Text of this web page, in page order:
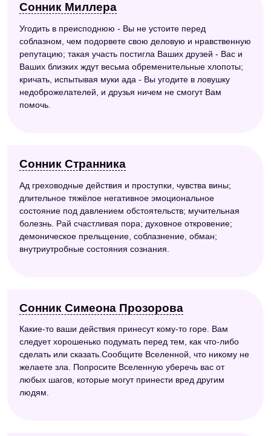
Сонник Миллера
Угодить в преисподнюю - Вы не устоите перед
соблазном, чем подорвете свою деловую и нравственную
репутацию; такая участь постигла Ваших друзей - Вас и
Ваших близких ждут весьма обременительные хлопоты;
кричать, испытывая муки ада - Вы угодите в ловушку
недоброжелателей, и друзья ничем не смогут Вам
помочь.
Сонник Странника
Ад греховодные действия и проступки, чувства вины;
длительное тяжёлое негативное эмоциональное
состояние под давлением обстоятельств; мучительная
болезнь. Рай счастливая пора; духовное откровение;
демоническое прельщение, соблазнение, обман;
внутриутробные состояния сознания.
Сонник Симеона Прозорова
Какие-то ваши действия принесут кому-то горе. Вам
следует хорошенько подумать перед тем, как что-либо
сделать или сказать.Сообщите Вселенной, что никому не
желаете зла. Попросите Вселенную уберечь вас от
любых шагов, которые могут принести вред другим
людям.